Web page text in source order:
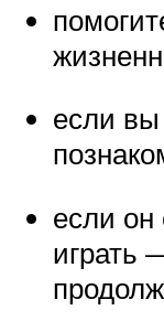
если
если он
играть